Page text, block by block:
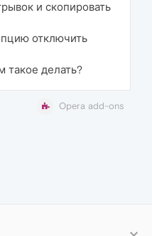
и скопировать
отключить
такое делать?
Opera add-ons